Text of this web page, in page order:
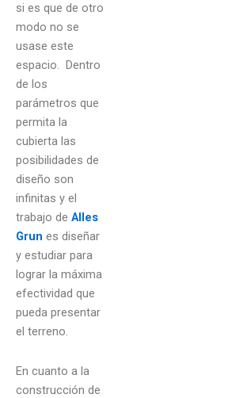
si es que de otro
modo no se
usase este
espacio. Dentro
de los
parámetros que
permita la
cubierta las
posibilidades de
diseño son
infinitas y el
trabajo de Alles
Grun es diseñar
y estudiar para
lograr la máxima
efectividad que
pueda presentar
el terreno.
En cuanto a la
construcción de